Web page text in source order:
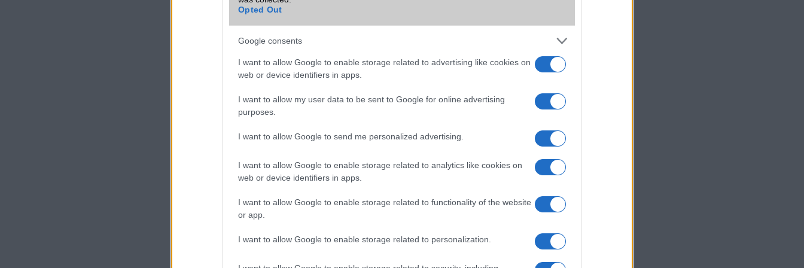
Opted Out
Google consents
I want to allow Google to enable storage related to advertising like cookies on
web or device identifiers in apps.
I want to allow my user data to be sent to Google for online advertising
purposes.
I want to allow Google to send me personalized advertising.
I want to allow Google to enable storage related to analytics like cookies on
web or device identifiers in apps.
I want to allow Google to enable storage related to functionality of the website
or app.
I want to allow Google to enable storage related to personalization.
GPS
aGPS (USA), Glonass (Orosz),
BDS (Kína), Galileo (EU), QZSS
Push to Talk Nincs
Cserélhetőség
Visszatöltésre alkalmas (Power
Beszélgetési idő h /
100W-os gyorstöltés
ALKALMAZÁSOK ÉS ÉRZÉKELŐK
Nincs